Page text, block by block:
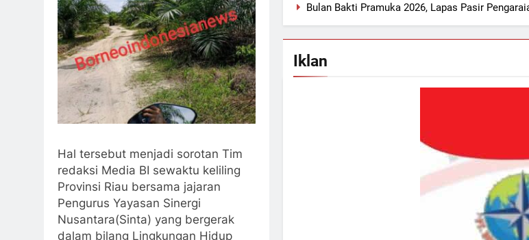
Hal tersebut menjadi sorotan Tim
redaksi Media BI sewaktu keliling
Provinsi Riau bersama jajaran
Pengurus Yayasan Sinergi
Nusantara(Sinta) yang bergerak
dalam bilang Lingkungan Hidup
Bulan Bakti Pramuka 2026, Lapas Pasir
Iklan